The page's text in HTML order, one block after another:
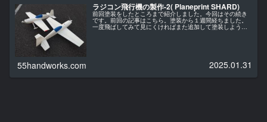
ラジコン飛行機の製作-2( Planeprint SHARD)
前回塗装をしたところまで紹介しました。今回はその続き
です。前回の記事はこちら。塗装から１週間経ちました。
一度飛ばしてみて見にくければまた追加して塗装しようと
思っています。空が白いと多分見にくいですね（ ＾ω
55handworks.com 2025.01.31